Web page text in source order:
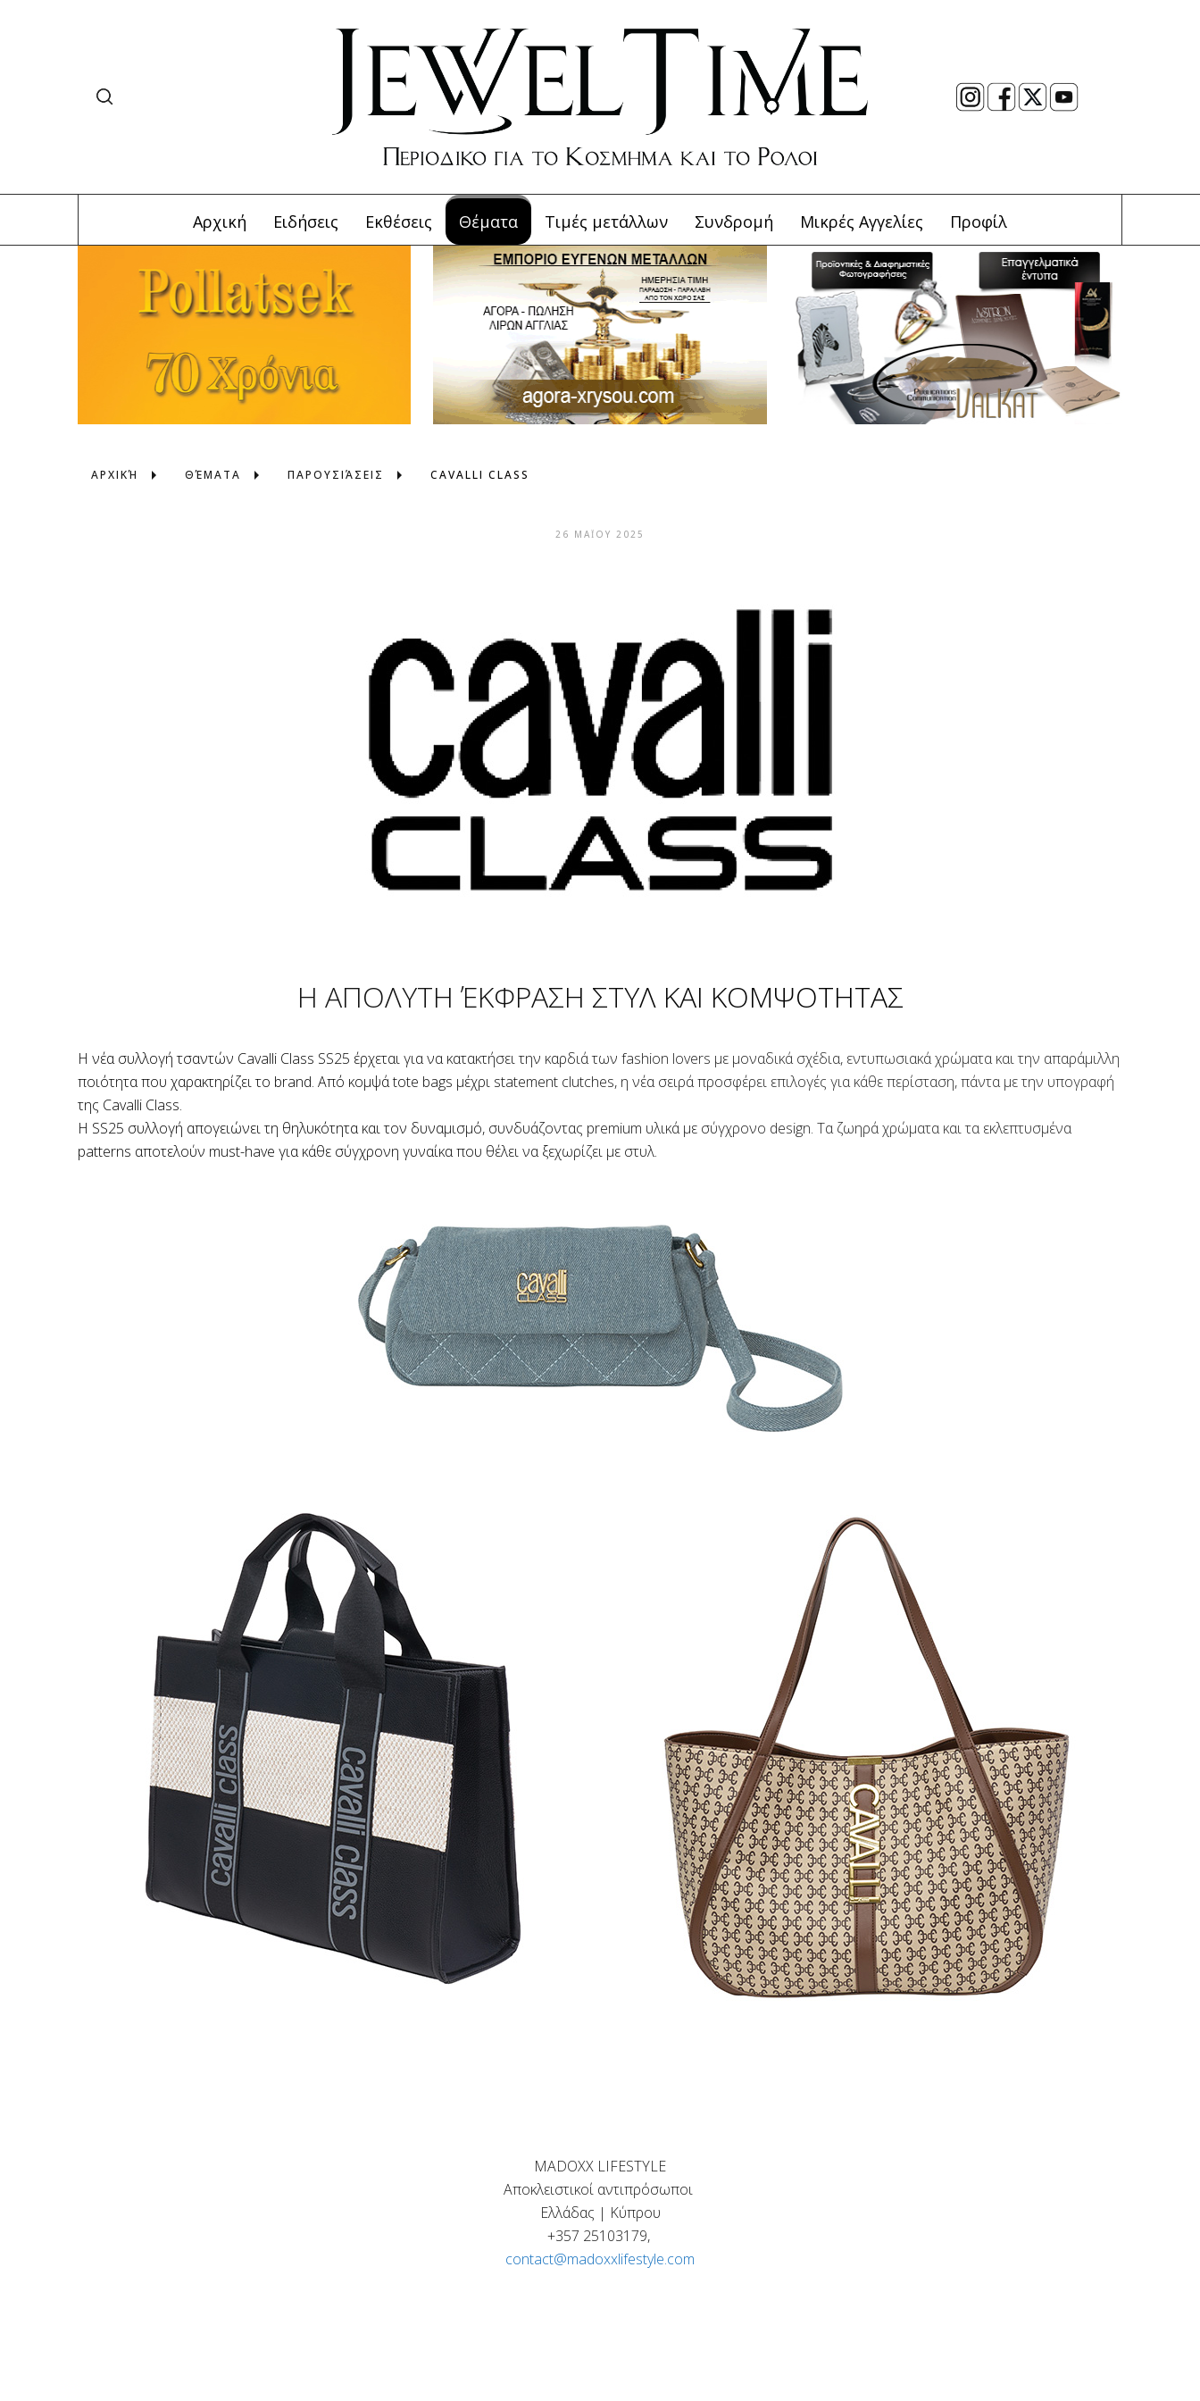
Αρχική Ειδήσεις Εκθέσεις Θέματα Τιμές μετάλλων Συνδρομή Μικρές Αγγελίες Προφίλ
ΑΡΧΙΚΉ ΘΈΜΑΤΑ ΠΑΡΟΥΣΙΆΣΕΙΣ CAVALLI CLASS
26 ΜΑΪ́ΟΥ 2025
Η ΑΠΟΛΥΤΗ ΈΚΦΡΑΣΗ ΣΤΥΛ ΚΑΙ ΚΟΜΨΟΤΗΤΑΣ
Η νέα συλλογή τσαντών Cavalli Class SS25 έρχεται για να κατακτήσει την καρδιά των fashion lovers με μοναδικά σχέδια, εντυπωσιακά χρώματα και την απαράμιλλη
ποιότητα που χαρακτηρίζει το brand. Από κομψά tote bags μέχρι statement clutches, η νέα σειρά προσφέρει επιλογές για κάθε περίσταση, πάντα με την υπογραφή
της Cavalli Class.
Η SS25 συλλογή απογειώνει τη θηλυκότητα και τον δυναμισμό, συνδυάζοντας premium υλικά με σύγχρονο design. Τα ζωηρά χρώματα και τα εκλεπτυσμένα
patterns αποτελούν must-have για κάθε σύγχρονη γυναίκα που θέλει να ξεχωρίζει με στυλ.
MADOXX LIFESTYLE
Αποκλειστικοί αντιπρόσωποι
Ελλάδας | Κύπρου
+357 25103179,
contact@madoxxlifestyle.com